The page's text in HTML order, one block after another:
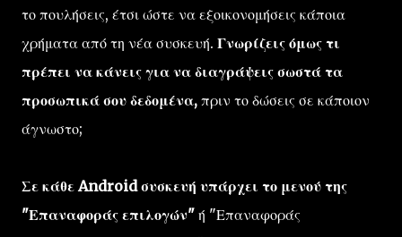
το πουλήσεις, έτσι ώστε να εξοικονομήσεις κάποια
χρήματα από τη νέα συσκευή. Γνωρίζεις όμως τι
πρέπει να κάνεις για να διαγράψεις σωστά τα
προσωπικά σου δεδομένα, πριν το δώσεις σε κάποιον
άγνωστο;
Σε κάθε Android συσκευή υπάρχει το μενού της
"Επαναφοράς επιλογών" ή "Επαναφοράς